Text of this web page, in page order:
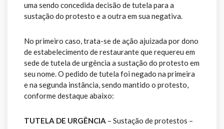
uma sendo concedida decisão de tutela para a
sustação do protesto e a outra em sua negativa.
No primeiro caso, trata-se de ação ajuizada por dono
de estabelecimento de restaurante que requereu em
sede de tutela de urgência a sustação do protesto em
seu nome. O pedido de tutela foi negado na primeira
e na segunda instância, sendo mantido o protesto,
conforme destaque abaixo:
TUTELA DE URGÊNCIA – Sustação de protestos –